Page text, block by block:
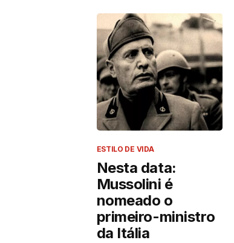
ESTILO DE VIDA
Nesta data:
Mussolini é
nomeado o
primeiro-ministro
da Itália